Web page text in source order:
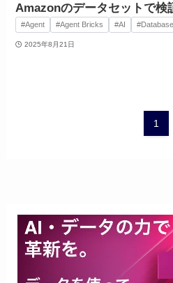
Amazonのデータセットで検
#Agent #Agent Bricks #AI #Database
2025年8月21日
1